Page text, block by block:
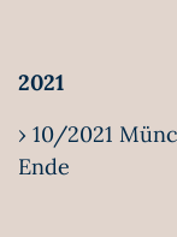
2021
› 10/2021
Ende